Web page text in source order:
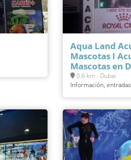
Aqua Land
Mascotas I
Mascotas en
0.6 km - Dubai
Información,